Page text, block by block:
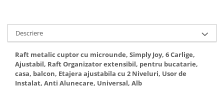
Descriere
Raft metalic cuptor cu microunde, Simply Joy, 6 Carlige,
Ajustabil, Raft Organizator extensibil, pentru bucatarie,
casa, balcon, Etajera ajustabila cu 2 Niveluri, Usor de
Instalat, Anti Alunecare, Universal, Alb